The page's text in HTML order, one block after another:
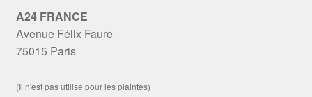
A24 FRANCE
Avenue Félix Faure
75015 Paris
(Il n'est pas utilisé pour les plaintes)